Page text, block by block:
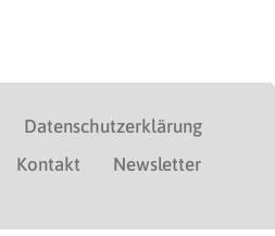
Datenschutzerklärung
Kontakt Newsletter